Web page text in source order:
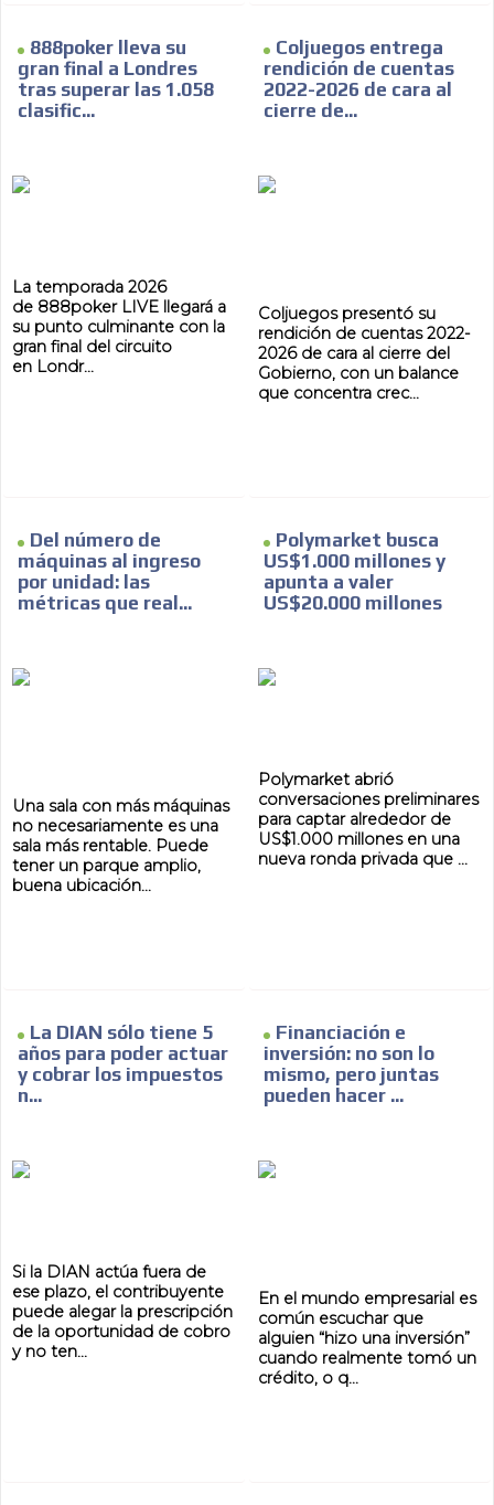
888poker lleva su
gran final a Londres
tras superar las 1.058
clasific...
La temporada 2026
de 888poker LIVE llegará a
su punto culminante con la
gran final del circuito
en Londr...
Coljuegos entrega
rendición de cuentas
2022-2026 de cara al
cierre de...
Coljuegos presentó su
rendición de cuentas 2022-
2026 de cara al cierre del
Gobierno, con un balance
que concentra crec...
Del número de
máquinas al ingreso
por unidad: las
métricas que real...
Una sala con más máquinas
no necesariamente es una
sala más rentable. Puede
tener un parque amplio,
buena ubicación...
Polymarket busca
US$1.000 millones y
apunta a valer
US$20.000 millones
Polymarket abrió
conversaciones preliminares
para captar alrededor de
US$1.000 millones en una
nueva ronda privada que ...
La DIAN sólo tiene 5
años para poder actuar
y cobrar los impuestos
n...
Si la DIAN actúa fuera de
ese plazo, el contribuyente
puede alegar la prescripción
de la oportunidad de cobro
y no ten...
Financiación e
inversión: no son lo
mismo, pero juntas
pueden hacer ...
En el mundo empresarial es
común escuchar que
alguien “hizo una inversión”
cuando realmente tomó un
crédito, o q...